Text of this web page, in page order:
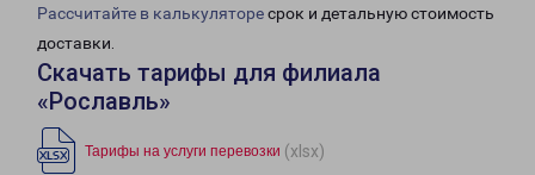
Рассчитайте в калькуляторесрок и детальную стоимость
доставки.
Скачать тарифы для филиала
«Рославль»
Тарифы на услуги перевозки (xlsx)